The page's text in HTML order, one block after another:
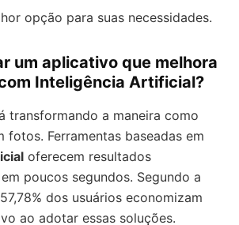
opção para suas necessidades.
um aplicativo que melhora
Inteligência Artificial?
transformando a maneira como
fotos. Ferramentas baseadas em
oferecem resultados
poucos segundos. Segundo a
dos usuários economizam
ao adotar essas soluções.